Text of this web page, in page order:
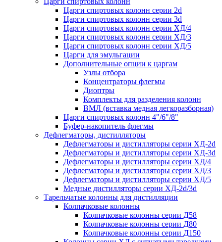
Царги спиртовых колонн серии 2d
Царги спиртовых колонн серии 3d
Царги спиртовых колонн серии ХД/4
Царги спиртовых колонн серии ХД/3
Царги спиртовых колонн серии ХД/5
Царги для эмульгации
Дополнительные опции к царгам
Узлы отбора
Концентраторы флегмы
Диоптры
Комплекты для разделения колонн
ВМЛ (вставка медная легкоразборная)
Царги спиртовых колонн 4"/6"/8"
Буфер-накопитель флегмы
Дефлегматоры, дистилляторы
Дефлегматоры и дистилляторы серии ХД-2d
Дефлегматоры и дистилляторы серии ХД-3d
Дефлегматоры и дистилляторы серии ХД/4
Дефлегматоры и дистилляторы серии ХД/3
Дефлегматоры и дистилляторы серии ХД/5
Медные дистилляторы серии ХД-2d/3d
Тарельчатые колонны для дистилляции
Колпачковые колонны
Колпачковые колонны серии Д58
Колпачковые колонны серии Д80
Колпачковые колонны серии Д150